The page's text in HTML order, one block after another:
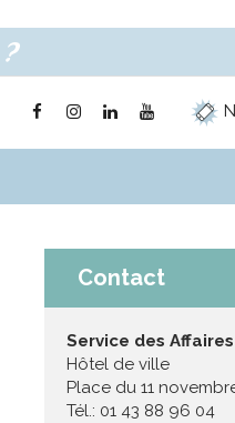
Lien
Facebook
Lien
Instagram
Lien
LinkedinYoutube
Contact
Service des
Hôtel de ville
Place du 11
Tél.: 01 43 88 96 04